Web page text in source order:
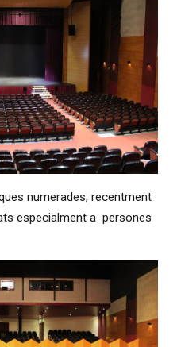
numerades, recentment
especialment a persones